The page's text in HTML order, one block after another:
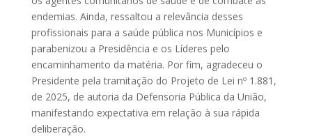
endemias. Ainda, ressaltou a relevância desses
profissionais para a saúde pública nos Municípios e
parabenizou a Presidência e os Líderes pelo
encaminhamento da matéria. Por fim, agradeceu o
Presidente pela tramitação do Projeto de Lei nº 1.881,
de 2025, de autoria da Defensoria Pública da União,
manifestando expectativa em relação à sua rápida
deliberação.